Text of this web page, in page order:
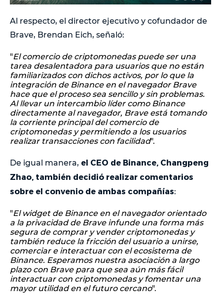
Al respecto, el director ejecutivo y cofundador de
Brave, Brendan Eich, señaló:
"El comercio de criptomonedas puede ser una
tarea desalentadora para usuarios que no están
familiarizados con dichos activos, por lo que la
integración de Binance en el navegador Brave
hace que el proceso sea sencillo y sin problemas.
Al llevar un intercambio líder como Binance
directamente al navegador, Brave está tomando
la corriente principal del comercio de
criptomonedas y permitiendo a los usuarios
realizar transacciones con facilidad".
De igual manera, el CEO de Binance, Changpeng
Zhao, también decidió realizar comentarios
sobre el convenio de ambas compañías:
"El widget de Binance en el navegador orientado
a la privacidad de Brave infunde una forma más
segura de comprar y vender criptomonedas y
también reduce la fricción del usuario a unirse,
comerciar e interactuar con el ecosistema de
Binance. Esperamos nuestra asociación a largo
plazo con Brave para que sea aún más fácil
interactuar con criptomonedas y fomentar una
mayor utilidad en el futuro cercano".